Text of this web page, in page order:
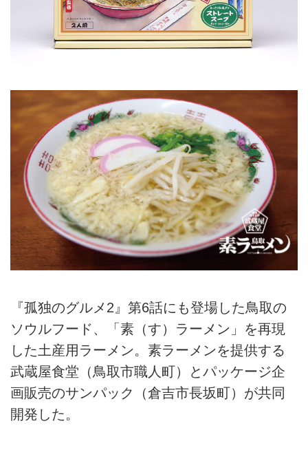
『孤独のグルメ2』第6話にも登場した鳥取の
ソウルフード、「素（す）ラーメン」を再現
した土産用ラーメン。素ラーメンを提供する
武蔵屋食堂（鳥取市職人町）とパッケージ企
画販売のサンパック（倉吉市長坂町）が共同
開発した。